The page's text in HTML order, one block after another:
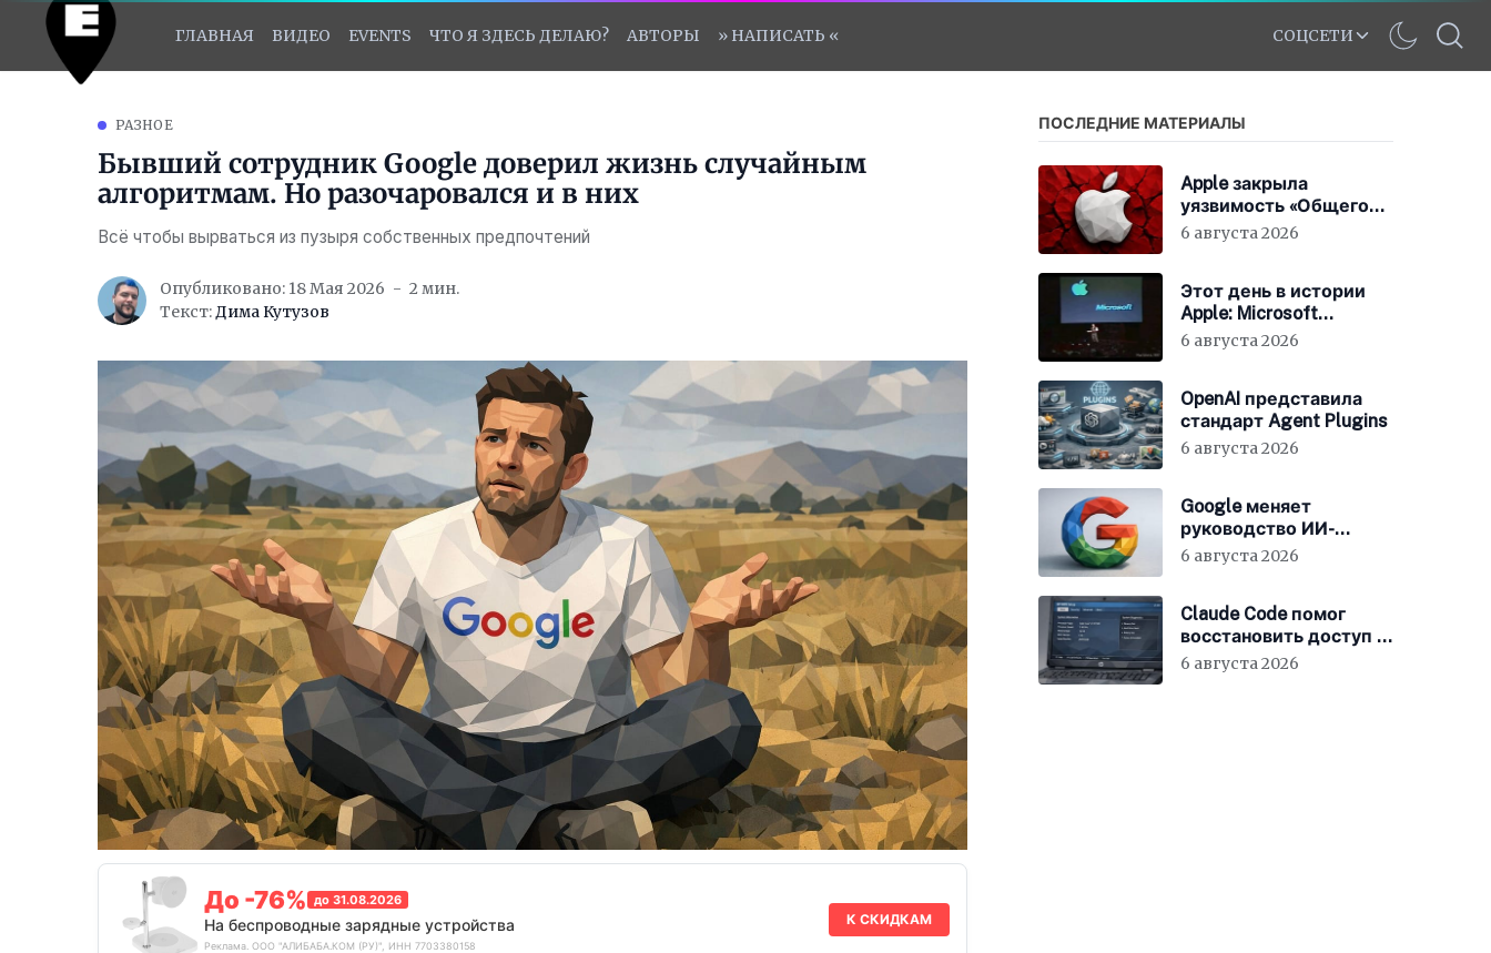
ГЛАВНАЯ ВИДЕО EVENTS ЧТО Я ЗДЕСЬ ДЕЛАЮ? АВТОРЫ » НАПИСАТЬ « СОЦСЕТИ
РАЗНОЕ
Бывший сотрудник Google доверил жизнь случайным
алгоритмам. Но разочаровался и в них
Всё чтобы вырваться из пузыря собственных предпочтений
Опубликовано: 18 Мая 2026
2 мин.
Текст:Дима Кутузов
До -76% до 31.08.2026
На беспроводные зарядные устройства
Реклама. ООО "АЛИБАБА.КОМ (РУ)", ИНН 7703380158
К СКИДКАМ
ПОСЛЕДНИЕ МАТЕРИАЛЫ
Apple закрыла
уязвимость «Общего
экрана» в macOS
6 августа 2026
Этот день в истории
Apple: Microsoft
инвестирует в Apple
6 августа 2026
OpenAI представила
стандарт Agent Plugins
6 августа 2026
Google меняет
руководство ИИ-
направления
6 августа 2026
Claude Code помог
восстановить доступ к
BIOS ноутбука
6 августа 2026